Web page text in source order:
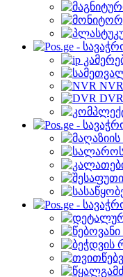
NVR
DVR